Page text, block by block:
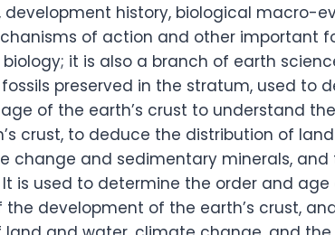
history, biological macro-
of action and other important
it is also a branch of earth
preserved in the stratum, used to
of the earth’s crust to understand
crust, to deduce the distribution of
change and sedimentary minerals, and
is used to determine the order and
development of the earth’s crust,